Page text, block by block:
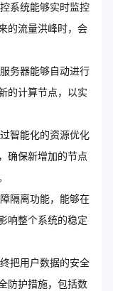
系统能够实时监控
的流量洪峰时，会
务器能够自动进行
的计算节点，以实
智能化的资源优化
确保新增加的节点
隔离功能，能够在
响整个系统的稳定
把用户数据的安全
防护措施，包括数